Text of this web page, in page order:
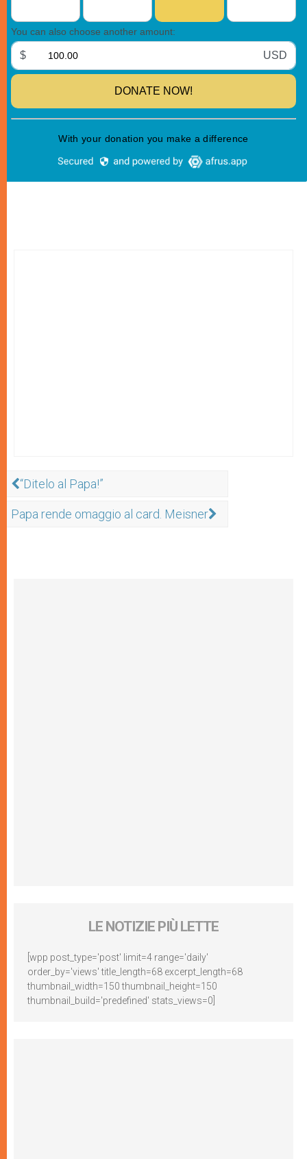
“Ditelo al Papa!”
Papa rende omaggio al card. Meisner
LE NOTIZIE PIÙ LETTE
[wpp post_type='post' limit=4 range='daily'
order_by='views' title_length=68 excerpt_length=68
thumbnail_width=150 thumbnail_height=150
thumbnail_build='predefined' stats_views=0]